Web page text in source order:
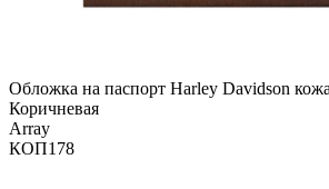
Обложка на паспорт Harley Davidson
Коричневая
Array
КОП178